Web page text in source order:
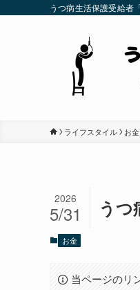
うつ病生活保護受給者
ライフスタイル お金
うつ
2026
5/31
お金
当ページのリ